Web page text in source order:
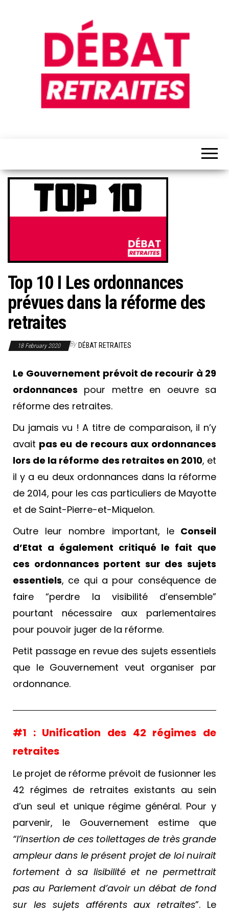
Top 10 I Les ordonnances
prévues dans la réforme des
retraites
18 February 2020 By DÉBAT RETRAITES
Le Gouvernement prévoit de recourir à 29
ordonnances pour mettre en oeuvre sa
réforme des retraites.
Du jamais vu ! A titre de comparaison, il n’y
avait pas eu de recours aux ordonnances
lors de la réforme des retraites en 2010, et
il y a eu deux ordonnances dans la réforme
de 2014, pour les cas particuliers de Mayotte
et de Saint-Pierre-et-Miquelon.
Outre leur nombre important, leConseil
d’Etat a également critiqué le fait que
ces ordonnances portent sur des sujets
essentiels, ce qui a pour conséquence de
faire “perdre la visibilité d’ensemble”
pourtant nécessaire aux parlementaires
pour pouvoir juger de la réforme.
Petit passage en revue des sujets essentiels
que le Gouvernement veut organiser par
ordonnance.
#1 : Unification des 42 régimes de
retraites
Le projet de réforme prévoit de fusionner les
42 régimes de retraites existants au sein
d’un seul et unique régime général. Pour y
parvenir, le Gouvernement estime que
“l’insertion de ces toilettages de très grande
ampleur dans le présent projet de loi nuirait
fortement à sa lisibilité et ne permettrait
pas au Parlement d’avoir un débat de fond
sur les sujets afférents aux retraites”. Le